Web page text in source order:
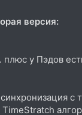
версия:
у Пэдов
с